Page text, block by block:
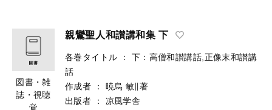
図書・雑
誌・視聴
覚
親鸞聖人和讃講和集 下
各巻タイトル ：
下：高僧和讃講話,正像末和讃講
話
作成者
：
暁烏 敏∥著
出版者
：
凉風学舎